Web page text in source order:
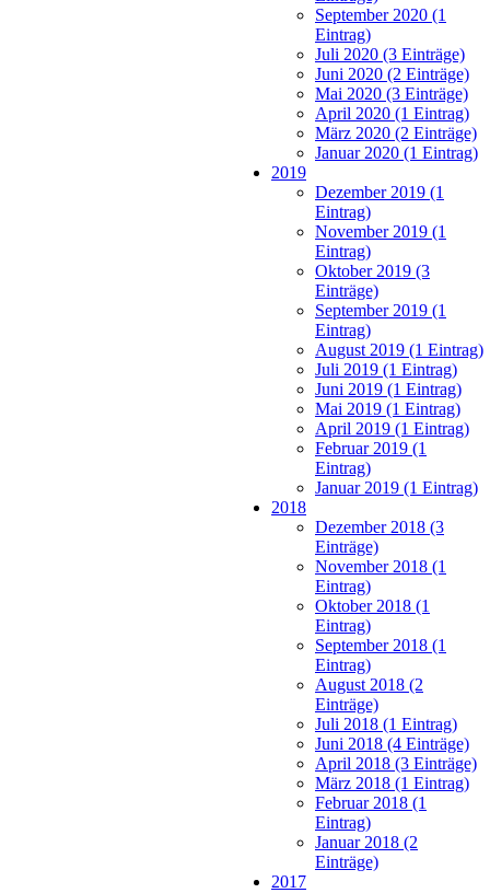
September 2020 (1
Eintrag)
Juli 2020 (3 Einträge)
Juni 2020 (2 Einträge)
Mai 2020 (3 Einträge)
April 2020 (1 Eintrag)
März 2020 (2 Einträge)
Januar 2020 (1 Eintrag)
2019
Dezember 2019 (1
Eintrag)
November 2019 (1
Eintrag)
Oktober 2019 (3
Einträge)
September 2019 (1
Eintrag)
August 2019 (1 Eintrag)
Juli 2019 (1 Eintrag)
Juni 2019 (1 Eintrag)
Mai 2019 (1 Eintrag)
April 2019 (1 Eintrag)
Februar 2019 (1
Eintrag)
Januar 2019 (1 Eintrag)
2018
Dezember 2018 (3
Einträge)
November 2018 (1
Eintrag)
Oktober 2018 (1
Eintrag)
September 2018 (1
Eintrag)
August 2018 (2
Einträge)
Juli 2018 (1 Eintrag)
Juni 2018 (4 Einträge)
April 2018 (3 Einträge)
März 2018 (1 Eintrag)
Februar 2018 (1
Eintrag)
Januar 2018 (2
Einträge)
2017